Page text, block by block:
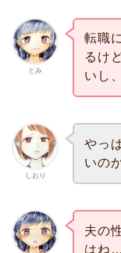
とみ
転職
るけ
いし
しおり
やっ
いの
夫の
はね